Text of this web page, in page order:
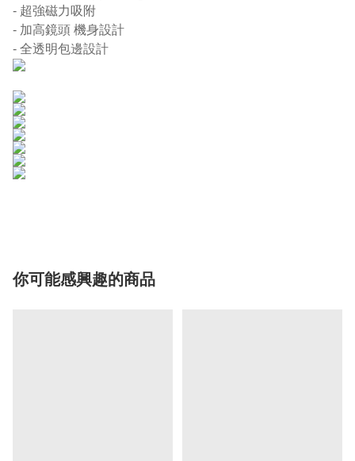
- 超強磁力吸附
- 加高鏡頭 機身設計
- 全透明包邊設計
你可能感興趣的商品